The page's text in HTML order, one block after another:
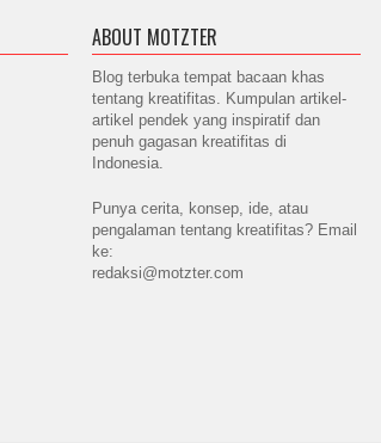
ABOUT MOTZTER
Blog terbuka tempat bacaan khas
tentang kreatifitas. Kumpulan artikel-
artikel pendek yang inspiratif dan
penuh gagasan kreatifitas di
Indonesia.
Punya cerita, konsep, ide, atau
pengalaman tentang kreatifitas? Email
ke:
redaksi@motzter.com